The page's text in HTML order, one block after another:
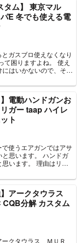
タム】 東京マル
E 冬でも使える電
ン
はいかないので、そん
】電動ハンドガンお
ガー taap ハイレ
ト
ます。 ハンドガ
。 理由はリア
】アークタウラス
CQB分解 カスタム